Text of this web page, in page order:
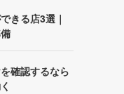
きる店3選｜
確認するなら